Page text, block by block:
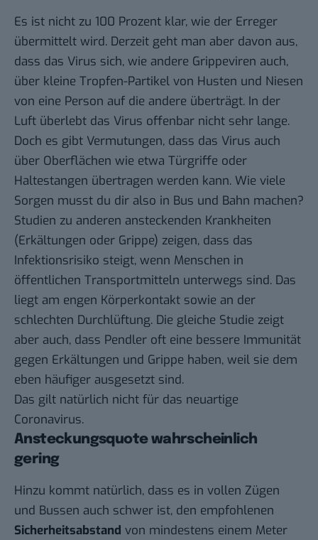
Es ist nicht zu 100 Prozent klar, wie der Erreger
übermittelt wird. Derzeit geht man aber davon aus,
dass das Virus sich, wie andere Grippeviren auch,
über kleine Tropfen-Partikel von Husten und Niesen
von eine Person auf die andere überträgt. In der
Luft überlebt das Virus offenbar nicht sehr lange.
Doch es gibt Vermutungen, dass das Virus auch
über Oberflächen wie etwa Türgriffe oder
Haltestangen übertragen werden kann. Wie viele
Sorgen musst du dir also in Bus und Bahn machen?
Studien zu anderen ansteckenden Krankheiten
(Erkältungen oder Grippe) zeigen, dass das
Infektionsrisiko steigt, wenn Menschen in
öffentlichen Transportmitteln unterwegs sind. Das
liegt am engen Körperkontakt sowie an der
schlechten Durchlüftung. Die gleiche Studie zeigt
aber auch, dass Pendler oft eine bessere Immunität
gegen Erkältungen und Grippe haben, weil sie dem
eben häufiger ausgesetzt sind.
Das gilt natürlich nicht für das neuartige
Coronavirus.
Ansteckungsquote wahrscheinlich
gering
Hinzu kommt natürlich, dass es in vollen Zügen
und Bussen auch schwer ist, den empfohlenen
Sicherheitsabstand von mindestens einem Meter